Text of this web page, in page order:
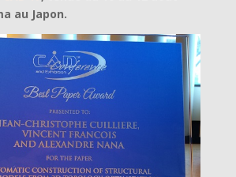
au Japon.